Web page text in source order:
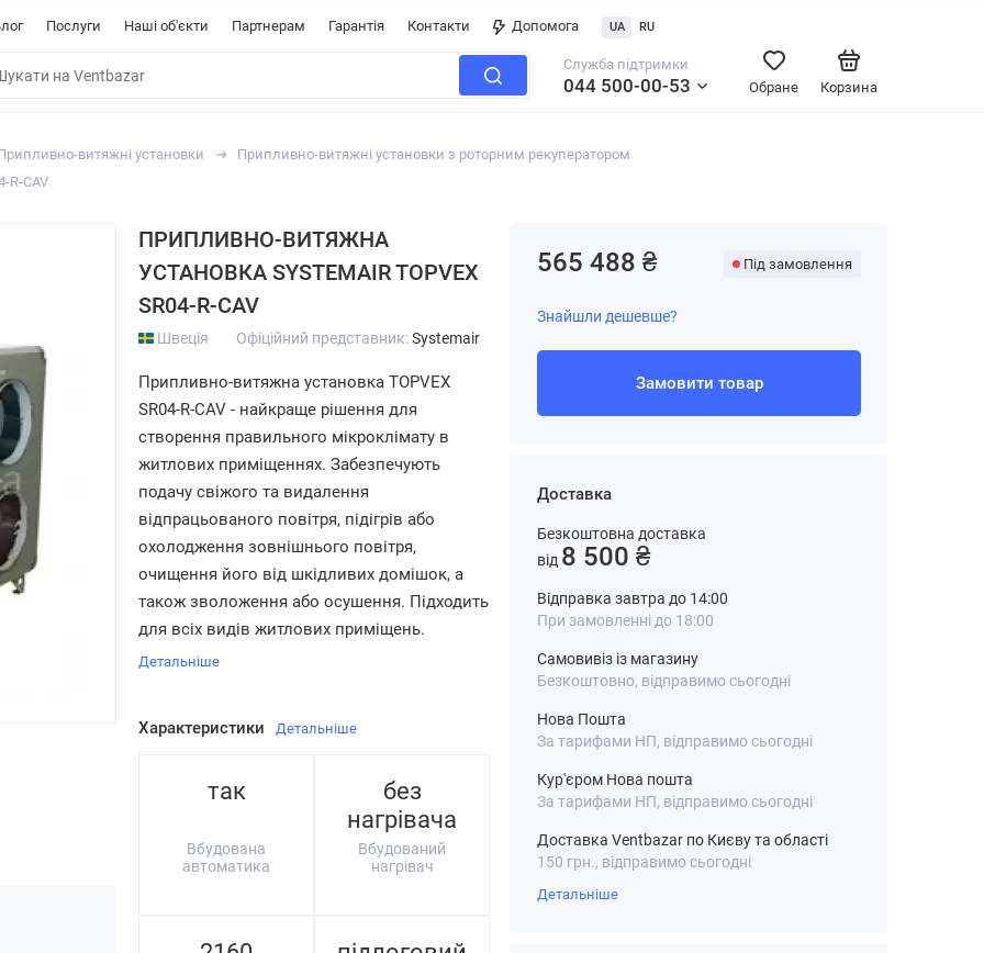
Послуги Наші об'єкти Партнерам Гарантія Контакти Допомога UA RU
Служба підтримки
044 500-00-53 Корзина
Обране
витяжні установки
Припливно-витяжні установки з роторним рекуператором
R-CAV
ПРИПЛИВНО-ВИТЯЖНА
УСТАНОВКА SYSTEMAIR TOPVEX
SR04-R-CAV
Швеція Офіційний представник:Systemair
Припливно-витяжна установка TOPVEX
SR04-R-CAV - найкраще рішення для
створення правильного мікроклімату в
житлових приміщеннях. Забезпечують
подачу свіжого та видалення
відпрацьованого повітря, підігрів або
охолодження зовнішнього повітря,
очищення його від шкідливих домішок, а
також зволоження або осушення. Підходить
для всіх видів житлових приміщень.
Детальніше
Характеристики Детальніше
так
Вбудована
автоматика
без
нагрівача
Вбудований
нагрівач
565 488 ₴ Під замовлення
Знайшли дешевше?
Замовити товар
Доставка
Безкоштовна доставка
від 8 500 ₴
Відправка завтра до 14:00
При замовленні до 18:00
Самовивіз із магазину
Безкоштовно, відправимо сьогодні
Нова Пошта
За тарифами НП, відправимо сьогодні
Кур'єром Нова пошта
За тарифами НП, відправимо сьогодні
Доставка Ventbazar по Києву та області
150 грн., відправимо сьогодні
Детальніше